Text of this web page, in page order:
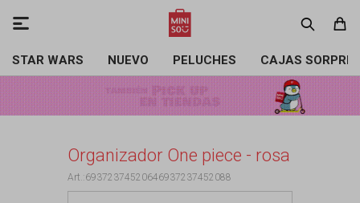
STAR WARS NUEVO PELUCHES CAJAS

Organizador One piece - rosa
69372374520646937237452088